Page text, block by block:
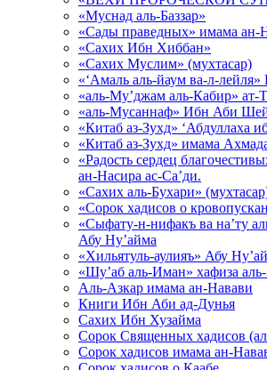
«Муснад аль-Баззар»
«Сады праведных» имама ан-
«Сахих Ибн Хиббан»
«Сахих Муслим» (мухтасар)
«‘Амаль аль-йаум ва-л-
«аль-Му’джам аль-Кабир» ат-
«аль-Мусаннаф» Ибн Аби
«Китаб аз-Зухд» ‘Абдуллаха
«Китаб аз-Зухд» имама
«Радость сердец
ан-Насира ас-Са’ди.
«Сахих аль-Бухари»
«Сорок хадисов о
«Сыфату-н-нифакъ ва на’ту
Абу Ну’айма
«Хильятуль-аулияъ» Абу
«Шу’аб аль-Иман» хафиза
Аль-Азкар имама ан-Навави
Книги Ибн Аби ад-Дунья
Сахих Ибн Хузайма
Сорок Священных хадисов
Сорок хадисов имама ан-